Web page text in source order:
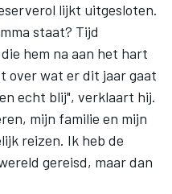
lijkt uitgesloten.
staat? Tijd
hem na aan het hart
over wat er dit jaar gaat
echt blij", verklaart hij.
mijn familie en mijn
reizen. Ik heb de
gereisd, maar dan